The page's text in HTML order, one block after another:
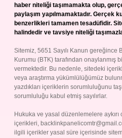
haber niteliği taşımamakta olup,
paylaşım yapılmamaktadır. Gerçek
benzerlikleri tamamen tesadüfidir.
halindedir ve tavsiye niteliği
Sitemiz, 5651 Sayılı Kanun gereğince
Kurumu (BTK) tarafından onaylanmış
vermektedir. Bu nedenle, sitedeki
veya araştırma yükümlülüğümüz
yazdıkları içeriklerin sorumluluğunu
sorumluluğu kabul etmiş sayılırlar.
Hukuka ve yasal düzenlemelere
içerikleri,
ilgili içerikler yasal süre içerisinde